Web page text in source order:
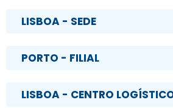
LISBOA - SEDE
PORTO - FILIAL
LISBOA - CENTRO